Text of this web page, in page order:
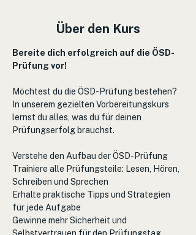
Über den Kurs
Bereite dich erfolgreich auf die ÖSD-
Prüfung vor!
Möchtest du die ÖSD-Prüfung bestehen?
In unserem gezielten Vorbereitungskurs
lernst du alles, was du für deinen
Prüfungserfolg brauchst.
Verstehe den Aufbau der ÖSD-Prüfung
Trainiere alle Prüfungsteile: Lesen, Hören,
Schreiben und Sprechen
Erhalte praktische Tipps und Strategien
für jede Aufgabe
Gewinne mehr Sicherheit und